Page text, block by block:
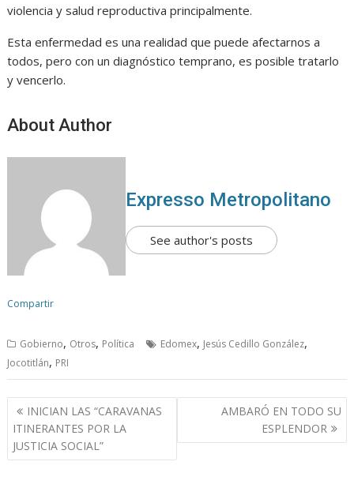
violencia y salud reproductiva principalmente.
Esta enfermedad es una realidad que puede afectarnos a
todos, pero con un diagnóstico temprano, es posible tratarlo
y vencerlo.
About Author
Expresso Metropolitano
See author's posts
Compartir
Gobierno, Otros, Política Edomex, Jesús Cedillo González,
Jocotitlán, PRI
N
a
v
INICIAN LAS “CARAVANAS
ITINERANTES POR LA
JUSTICIA SOCIAL”
AMBARÓ EN TODO SU
ESPLENDOR